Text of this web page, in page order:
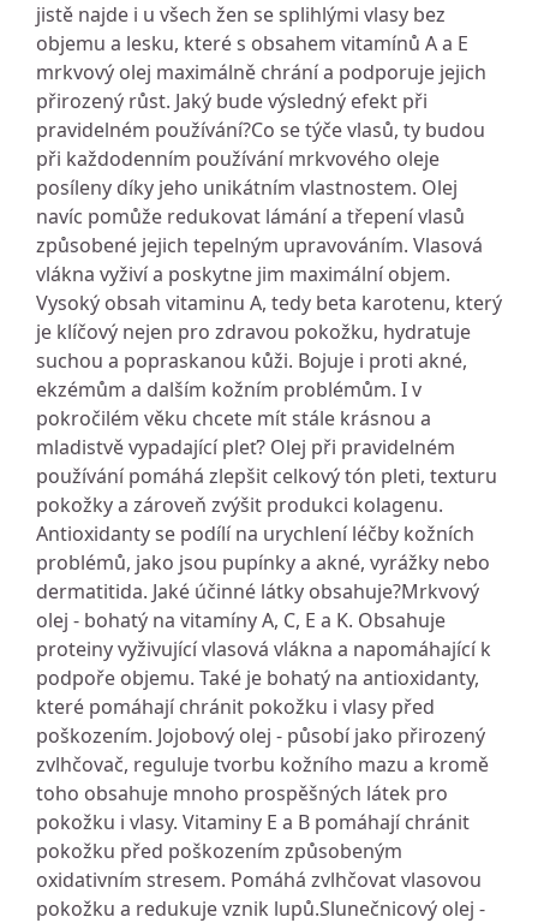
jistě najde i u všech žen se splihlými vlasy bez
objemu a lesku, které s obsahem vitamínů A a E
mrkvový olej maximálně chrání a podporuje jejich
přirozený růst. Jaký bude výsledný efekt při
pravidelném používání?Co se týče vlasů, ty budou
při každodenním používání mrkvového oleje
posíleny díky jeho unikátním vlastnostem. Olej
navíc pomůže redukovat lámání a třepení vlasů
způsobené jejich tepelným upravováním. Vlasová
vlákna vyživí a poskytne jim maximální objem.
Vysoký obsah vitaminu A, tedy beta karotenu, který
je klíčový nejen pro zdravou pokožku, hydratuje
suchou a popraskanou kůži. Bojuje i proti akné,
ekzémům a dalším kožním problémům. I v
pokročilém věku chcete mít stále krásnou a
mladistvě vypadající pleť? Olej při pravidelném
používání pomáhá zlepšit celkový tón pleti, texturu
pokožky a zároveň zvýšit produkci kolagenu.
Antioxidanty se podílí na urychlení léčby kožních
problémů, jako jsou pupínky a akné, vyrážky nebo
dermatitida. Jaké účinné látky obsahuje?Mrkvový
olej - bohatý na vitamíny A, C, E a K. Obsahuje
proteiny vyživující vlasová vlákna a napomáhající k
podpoře objemu. Také je bohatý na antioxidanty,
které pomáhají chránit pokožku i vlasy před
poškozením. Jojobový olej - působí jako přirozený
zvlhčovač, reguluje tvorbu kožního mazu a kromě
toho obsahuje mnoho prospěšných látek pro
pokožku i vlasy. Vitaminy E a B pomáhají chránit
pokožku před poškozením způsobeným
oxidativním stresem. Pomáhá zvlhčovat vlasovou
pokožku a redukuje vznik lupů.Slunečnicový olej -